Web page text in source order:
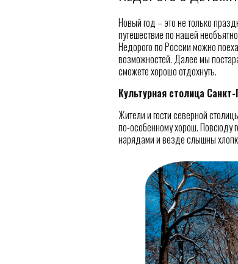
Новый год – это не только
путешествие по нашей
Недорого по России можно
возможностей. Далее мы
сможете хорошо отдохнуть.
Культурная столица Санкт-
Жители и гости северной
по-особенному хорош. Повсюду
нарядами и везде слышны